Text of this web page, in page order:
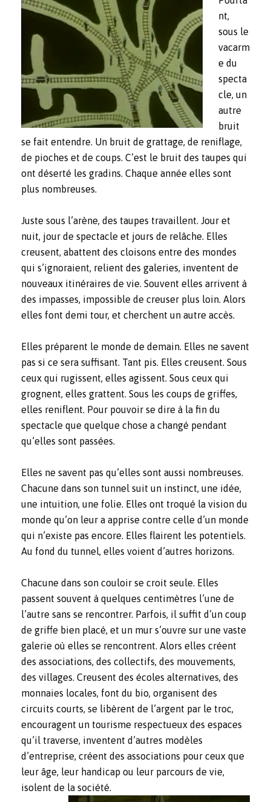
nt,
sous le
vacarm
e du
specta
cle, un
autre
bruit
se fait entendre. Un bruit de grattage, de reniflage,
de pioches et de coups. C’est le bruit des taupes qui
ont déserté les gradins. Chaque année elles sont
plus nombreuses.
Juste sous l’arène, des taupes travaillent. Jour et
nuit, jour de spectacle et jours de relâche. Elles
creusent, abattent des cloisons entre des mondes
qui s’ignoraient, relient des galeries, inventent de
nouveaux itinéraires de vie. Souvent elles arrivent à
des impasses, impossible de creuser plus loin. Alors
elles font demi tour, et cherchent un autre accès.
Elles préparent le monde de demain. Elles ne savent
pas si ce sera suffisant. Tant pis. Elles creusent. Sous
ceux qui rugissent, elles agissent. Sous ceux qui
grognent, elles grattent. Sous les coups de griffes,
elles reniflent. Pour pouvoir se dire à la fin du
spectacle que quelque chose a changé pendant
qu’elles sont passées.
Elles ne savent pas qu’elles sont aussi nombreuses.
Chacune dans son tunnel suit un instinct, une idée,
une intuition, une folie. Elles ont troqué la vision du
monde qu’on leur a apprise contre celle d’un monde
qui n’existe pas encore. Elles flairent les potentiels.
Au fond du tunnel, elles voient d’autres horizons.
Chacune dans son couloir se croit seule. Elles
passent souvent à quelques centimètres l’une de
l’autre sans se rencontrer. Parfois, il suffit d’un coup
de griffe bien placé, et un mur s’ouvre sur une vaste
galerie où elles se rencontrent. Alors elles créent
des associations, des collectifs, des mouvements,
des villages. Creusent des écoles alternatives, des
monnaies locales, font du bio, organisent des
circuits courts, se libèrent de l’argent par le troc,
encouragent un tourisme respectueux des espaces
qu’il traverse, inventent d’autres modèles
d’entreprise, créent des associations pour ceux que
leur âge, leur handicap ou leur parcours de vie,
isolent de la société.